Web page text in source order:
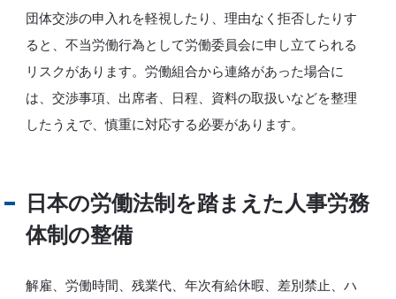
団体交渉の申入れを軽視したり、理由なく拒否したりす
ると、不当労働行為として労働委員会に申し立てられる
リスクがあります。労働組合から連絡があった場合に
は、交渉事項、出席者、日程、資料の取扱いなどを整理
したうえで、慎重に対応する必要があります。
日本の労働法制を踏まえた人事労務
体制の整備
解雇、労働時間、残業代、年次有給休暇、差別禁止、ハ